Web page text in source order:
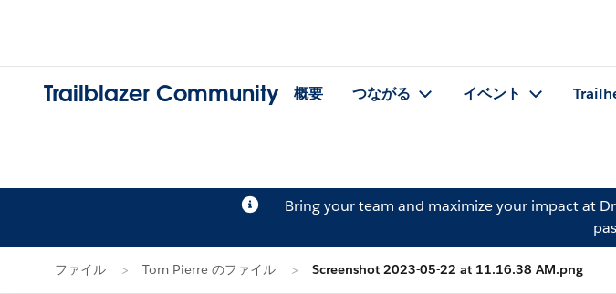
Trailblazer Community 概要 つながる イベント
Bring your team and maximize your impact at
ファイル Tom Pierre のファイル Screenshot 2023-05-22 at 11.16.38 AM.png